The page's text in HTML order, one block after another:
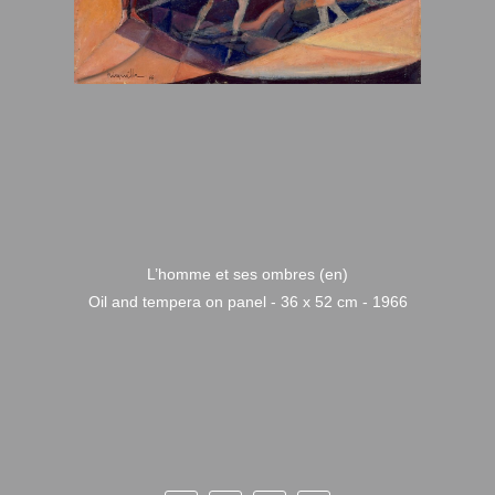
L’homme et ses ombres (en)
Oil and tempera on panel - 36 x 52 cm - 1966